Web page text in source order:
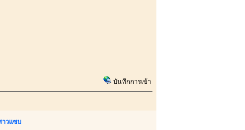
บันทึกการเข้า
าวแซบ